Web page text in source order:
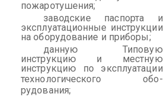
пожаротушения;
заводские паспорта и
эксплуатационные инструкции
на оборудование и приборы;
данную Типовую
инструкцию и местную
инструкцию по эксплуатации
технологического
обо-
рудования;